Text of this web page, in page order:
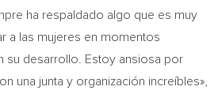
ha respaldado algo que es muy
a las mujeres en momentos
su desarrollo. Estoy ansiosa por
una junta y organización increíbles»,